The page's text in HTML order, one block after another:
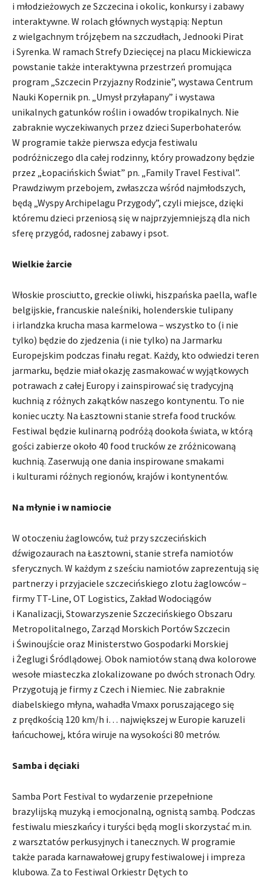
i młodzieżowych ze Szczecina i okolic, konkursy i zabawy
interaktywne. W rolach głównych wystąpią: Neptun
z wielgachnym trójzębem na szczudłach, Jednooki Pirat
i Syrenka. W ramach Strefy Dziecięcej na placu Mickiewicza
powstanie także interaktywna przestrzeń promująca
program „Szczecin Przyjazny Rodzinie”, wystawa Centrum
Nauki Kopernik pn. „Umysł przyłapany” i wystawa
unikalnych gatunków roślin i owadów tropikalnych. Nie
zabraknie wyczekiwanych przez dzieci Superbohaterów.
W programie także pierwsza edycja festiwalu
podróżniczego dla całej rodzinny, który prowadzony będzie
przez „Łopacińskich Świat” pn. „Family Travel Festival”.
Prawdziwym przebojem, zwłaszcza wśród najmłodszych,
będą „Wyspy Archipelagu Przygody”, czyli miejsce, dzięki
któremu dzieci przeniosą się w najprzyjemniejszą dla nich
sferę przygód, radosnej zabawy i psot.
Wielkie żarcie
Włoskie prosciutto, greckie oliwki, hiszpańska paella, wafle
belgijskie, francuskie naleśniki, holenderskie tulipany
i irlandzka krucha masa karmelowa – wszystko to (i nie
tylko) będzie do zjedzenia (i nie tylko) na Jarmarku
Europejskim podczas finału regat. Każdy, kto odwiedzi teren
jarmarku, będzie miał okazję zasmakować w wyjątkowych
potrawach z całej Europy i zainspirować się tradycyjną
kuchnią z różnych zakątków naszego kontynentu. To nie
koniec uczty. Na Łasztowni stanie strefa food trucków.
Festiwal będzie kulinarną podróżą dookoła świata, w którą
gości zabierze około 40 food trucków ze zróżnicowaną
kuchnią. Zaserwują one dania inspirowane smakami
i kulturami różnych regionów, krajów i kontynentów.
Na młynie i w namiocie
W otoczeniu żaglowców, tuż przy szczecińskich
dźwigozaurach na Łasztowni, stanie strefa namiotów
sferycznych. W każdym z sześciu namiotów zaprezentują się
partnerzy i przyjaciele szczecińskiego zlotu żaglowców –
firmy TT-Line, OT Logistics, Zakład Wodociągów
i Kanalizacji, Stowarzyszenie Szczecińskiego Obszaru
Metropolitalnego, Zarząd Morskich Portów Szczecin
i Świnoujście oraz Ministerstwo Gospodarki Morskiej
i Żeglugi Śródlądowej. Obok namiotów staną dwa kolorowe
wesołe miasteczka zlokalizowane po dwóch stronach Odry.
Przygotują je firmy z Czech i Niemiec. Nie zabraknie
diabelskiego młyna, wahadła Vmaxx poruszającego się
z prędkością 120 km/h i… największej w Europie karuzeli
łańcuchowej, która wiruje na wysokości 80 metrów.
Samba i dęciaki
Samba Port Festival to wydarzenie przepełnione
brazylijską muzyką i emocjonalną, ognistą sambą. Podczas
festiwalu mieszkańcy i turyści będą mogli skorzystać m.in.
z warsztatów perkusyjnych i tanecznych. W programie
także parada karnawałowej grupy festiwalowej i impreza
klubowa. Za to Festiwal Orkiestr Dętych to